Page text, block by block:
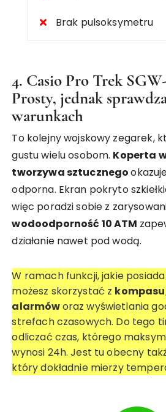
Brak pulsoksymetru
4. Casio Pro Trek
Prosty, jednak
warunkach
To kolejny wojskowy zegarek,
gustu wielu osobom. Koperta
tworzywa sztucznego
odporna. Ekran pokryto
więc poradzi sobie z
wodoodporność 10 ATM
działanie nawet pod wodą.
W ramach funkcji, jakie
możesz skorzystać z
alarmóworaz wyświetlania
strefach czasowych. Do tego
odliczać czas, którego
wynosi 24h. Jest tu obecny
który dokładnie mierzy